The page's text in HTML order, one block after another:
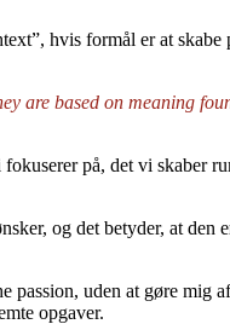
hvis formål er at skabe
are based on meaning
på, det vi skaber
og det betyder, at den
passion, uden at gøre mig
opgaver.